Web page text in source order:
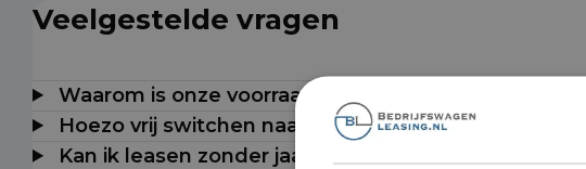
Veelgestelde vragen
Waarom is onze voorraad milieuzonevrij tot 2030?
Hoezo vrij switchen naar elektrisch?
Kan ik leasen zonder jaarcijfers?